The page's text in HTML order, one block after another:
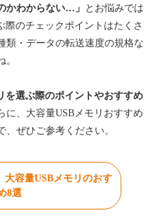
かわからない…」 とお悩みでは
際のチェックポイントはた くさ
類・データの転送速度の規格な
を選ぶ際のポイントやおすすめ
に、大容量USBメモリおすすめ
ぜひご参考ください。
大容量USBメモリのおす
8選